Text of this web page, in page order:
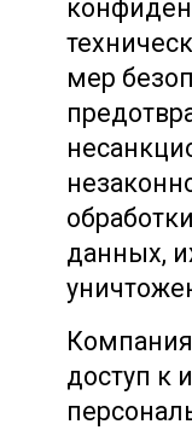
мер
данных,
доступ к